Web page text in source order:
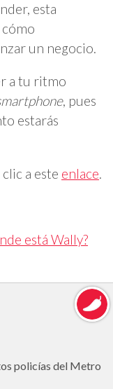
esta
un negocio.
a tu ritmo
, pues
estarás
a este enlace.
está Wally?
policías del Metro